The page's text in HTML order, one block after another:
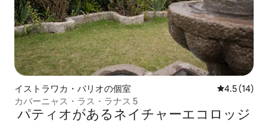
イストラワカ・バリオの個室 レビュー14
4.5 (14)
カバーニャス・ラス・ラナス 5
パティオがあるネイチャーエコロッジ